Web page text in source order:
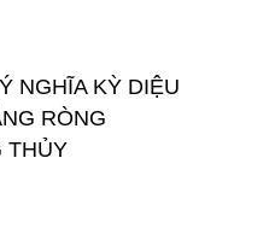
NGHĨA KỲ DIỆU
RÒNG
THỦY